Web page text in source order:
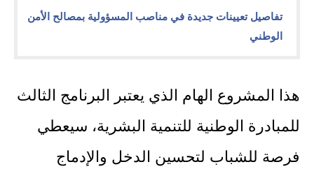
تفاصيل تعيينات جديدة في مناصب المسؤولية بمصالح الأمن
الوطني
هذا المشروع الهام الذي يعتبر البرنامج الثالث
للمبادرة الوطنية للتنمية البشرية، سيعطي
فرصة للشباب لتحسين الدخل والإدماج